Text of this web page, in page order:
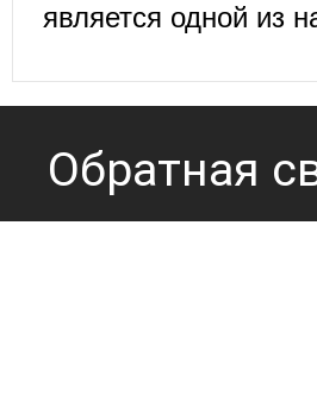
является одной из
Обратная